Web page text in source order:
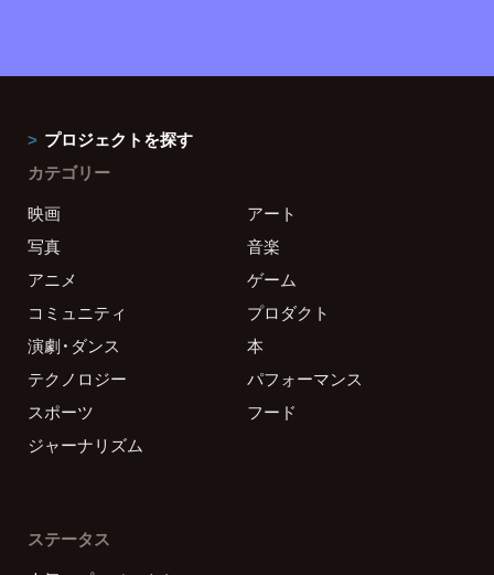
プロジェクトを探す
カテゴリー
映画
アート
写真
音楽
アニメ
ゲーム
コミュニティ
プロダクト
演劇・ダンス
本
テクノロジー
パフォーマンス
スポーツ
フード
ジャーナリズム
ステータス